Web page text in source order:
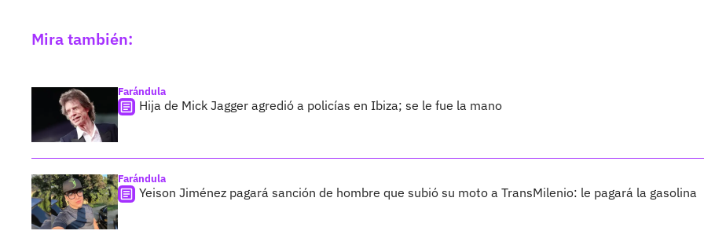
Mira también:
Farándula
Hija de Mick Jagger agredió a policías en Ibiza; se le fue la mano
Farándula
Yeison Jiménez pagará sanción de hombre que subió su moto a TransMilenio: le pagará la gasolina